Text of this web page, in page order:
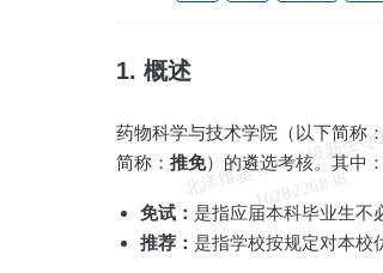
1. 概述
药物科学与技术学院（以下简称
简称： 推免）的遴选考核。其中：
免试： 是指应届本科毕业生不
推荐： 是指学校按规定对本校
维
8